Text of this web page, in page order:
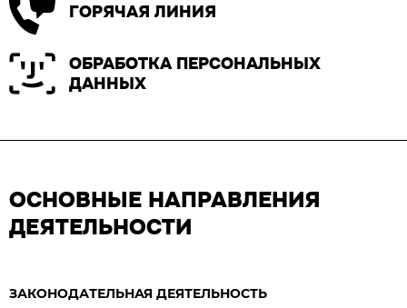
ГОРЯЧАЯ ЛИНИЯ
ОБРАБОТКА ПЕРСОНАЛЬНЫХ
ДАННЫХ
ОСНОВНЫЕ НАПРАВЛЕНИЯ
ДЕЯТЕЛЬНОСТИ
ЗАКОНОДАТЕЛЬНАЯ ДЕЯТЕЛЬНОСТЬ